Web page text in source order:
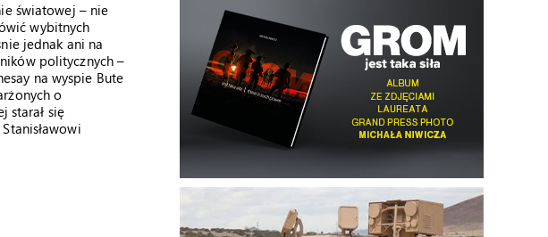
światowej – nie
wybitnych
jednak ani na
politycznych –
na wyspie Bute
o
starał się